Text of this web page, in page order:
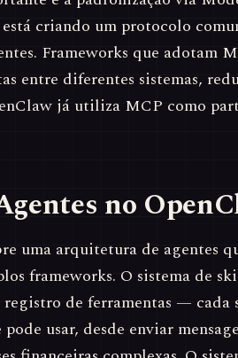
criando um protocolo
Frameworks que adotam
entre diferentes sistemas,
já utiliza MCP como
no
uma arquitetura de agentes
frameworks. O sistema de
de ferramentas — cada
usar, desde enviar